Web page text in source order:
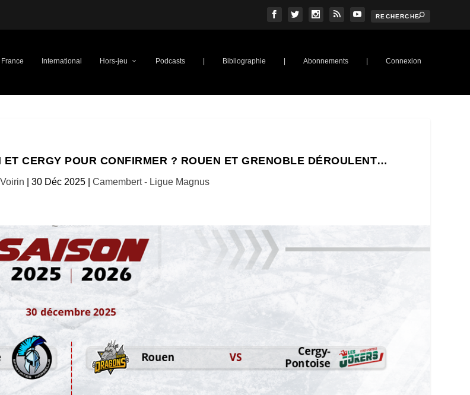
International Hors-jeu Podcasts Bibliographie Abonnements Connexion
CERGY POUR CONFIRMER ? ROUEN ET GRENOBLE DÉROULENT…
30 Déc 2025 Camembert - Ligue Magnus